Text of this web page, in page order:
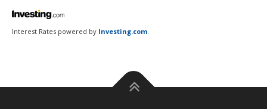
Interest Rates powered by Investing.com